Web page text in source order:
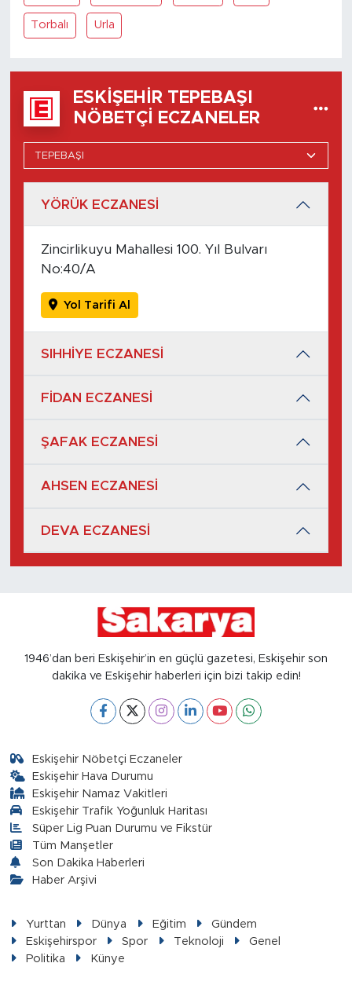
Torbalı Urla
ESKIŞEHIR TEPEBAŞI
NÖBETÇI ECZANELER
YÖRÜK ECZANESİ
Zincirlikuyu Mahallesi 100. Yıl Bulvarı
No:40/A
Yol Tarifi Al
SIHHİYE ECZANESİ
FİDAN ECZANESİ
ŞAFAK ECZANESİ
AHSEN ECZANESİ
DEVA ECZANESİ
1946’dan beri Eskişehir’in en güçlü gazetesi, Eskişehir son
dakika ve Eskişehir haberleri için bizi takip edin!
Eskişehir Nöbetçi Eczaneler
Eskişehir Hava Durumu
Eskişehir Namaz Vakitleri
Eskişehir Trafik Yoğunluk Haritası
Süper Lig Puan Durumu ve Fikstür
Tüm Manşetler
Son Dakika Haberleri
Haber Arşivi
Yurttan Dünya Eğitim
Gündem
Eskişehirspor
Spor Teknoloji
Genel
Politika
Künye